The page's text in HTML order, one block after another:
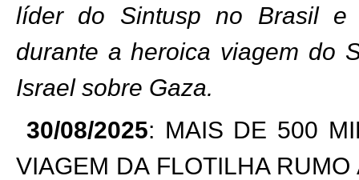
líder do Sintusp no Brasil e
durante a heroica viagem do
Israel sobre Gaza.
30/08/2025: MAIS DE 500
VIAGEM DA FLOTILHA RUMO